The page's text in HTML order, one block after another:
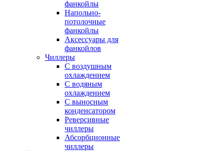
фанкойлы
Напольно-
потолочные
фанкойлы
Аксессуары для
фанкойлов
Чиллеры
С воздушным
охлаждением
С водяным
охлаждением
С выносным
конденсатором
Реверсивные
чиллеры
Абсорбционные
чиллеры